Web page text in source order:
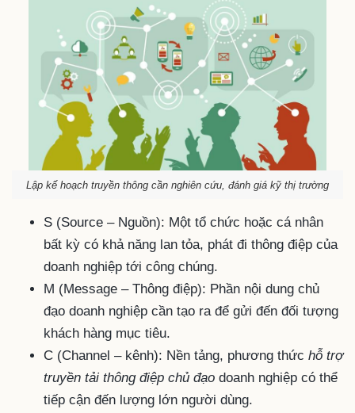
Lập kế hoạch truyền thông cần nghiên cứu, đánh giá kỹ thị trường
S (Source – Nguồn): Một tổ chức hoặc cá nhân
bất kỳ có khả năng lan tỏa, phát đi thông điệp của
doanh nghiệp tới công chúng.
M (Message – Thông điệp): Phần nội dung chủ
đạo doanh nghiệp cần tạo ra để gửi đến đối tượng
khách hàng mục tiêu.
C (Channel – kênh): Nền tảng, phương thức hỗ trợ
truyền tải thông điệp chủ đạo doanh nghiệp có thể
tiếp cận đến lượng lớn người dùng.